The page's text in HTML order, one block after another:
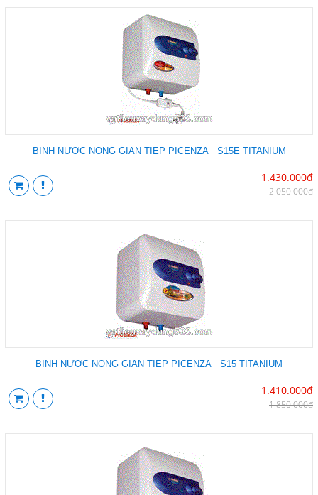
BÌNH NƯỚC NÓNG GIÁN TIẾP PICENZA S15E TITANIUM
1.430.000đ
2.050.000đ
BÌNH NƯỚC NÓNG GIÁN TIẾP PICENZA S15 TITANIUM
1.410.000đ
1.850.000đ